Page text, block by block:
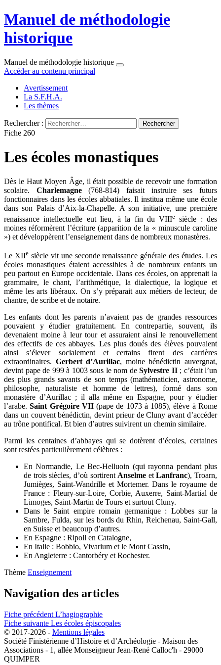
Manuel de méthodologie
historique
Manuel de méthodologie historique
Accéder au contenu principal
Avertissement
La S.F.H.A.
Les thèmes
Rechercher :
Fiche 260
Les écoles monastiques
Dès le Haut Moyen Âge, il était possible de recevoir une formation
scolaire. Charlemagne(768-814) faisait instruire ses futurs
fonctionnaires dans les écoles abbatiales. Il institua même une école
dans son Palais d’Aix-la-Chapelle. A son initiative, une première
renaissance intellectuelle eut lieu, à la fin du VIIIe siècle : des
moines réformèrent l’écriture (apparition de la « minuscule caroline
») et développèrent l’enseignement dans de nombreux monastères.
Le XIIesiècle vit une seconde renaissance générale des études. Les
écoles monastiques étaient accessibles à de nombreux enfants un
peu partout en Europe occidentale. Dans ces écoles, on apprenait la
grammaire, le chant, l’arithmétique, la dialectique, la logique et
même les arts libéraux. On s’y préparait aux métiers de lecteur, de
chantre, de scribe et de notaire.
Les enfants dont les parents n’avaient pas de grandes ressources
pouvaient y étudier gratuitement. En contrepartie, souvent, ils
devenaient moine à leur tour et assuraient ainsi le renouvellement
des effectifs de ces abbayes. Les plus doués des élèves pouvaient
ainsi s’élever socialement et certains firent des carrières
extraordinaires. Gerbert d’Aurillac, moine bénédictin auvergnat,
devint pape de 999 à 1003 sous le nom de Sylvestre II; c’était l’un
des plus grands savants de son temps (mathématicien, astronome,
philosophe, naturaliste et homme de lettres), formé dans son
monastère d’Aurillac ; il alla même en Espagne, pour y étudier
l’arabe.Saint Grégoire VII(pape de 1073 à 1085), élève à Rome
dans un couvent bénédictin, devint prieur de Cluny avant d’accéder
au trône pontifical. Et bien d’autres suivirent un chemin similaire.
Parmi les centaines d’abbayes qui se dotèrent d’écoles, certaines
sont restées particulièrement célèbres :
En Normandie, Le Bec-Helluoin (qui rayonna pendant plus
de trois siècles, d’où sortirentAnselme etLanfranc), Troarn,
Jumièges, Saint-Wandrille et Mortemer. Dans le royaume de
France : Fleury-sur-Loire, Corbie, Auxerre, Saint-Martial de
Limoges, Saint-Martin de Tours et surtout Cluny.
Dans le Saint empire romain germanique : Lobbes sur la
Sambre, Fulda, sur les bords du Rhin, Reichenau, Saint-Gall,
en Suisse et beaucoup d’autres.
En Espagne : Ripoll en Catalogne,
En Italie : Bobbio, Vivarium et le Mont Cassin,
En Angleterre : Cantorbéry et Rochester.
Thème Enseignement
Navigation des articles
Fiche précédent L’hagiographie
Fiche suivante Les écoles épiscopales
© 2017-2026 - Mentions légales
Société Finistérienne d’Histoire et d’Archéologie - Maison des
Associations - 1, allée Monseigneur Jean-René Calloc'h - 29000
QUIMPER